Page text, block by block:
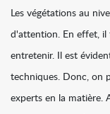
Les végétations au
d'attention. En effet, il
entretenir. Il est
techniques. Donc, on
experts en la matière.